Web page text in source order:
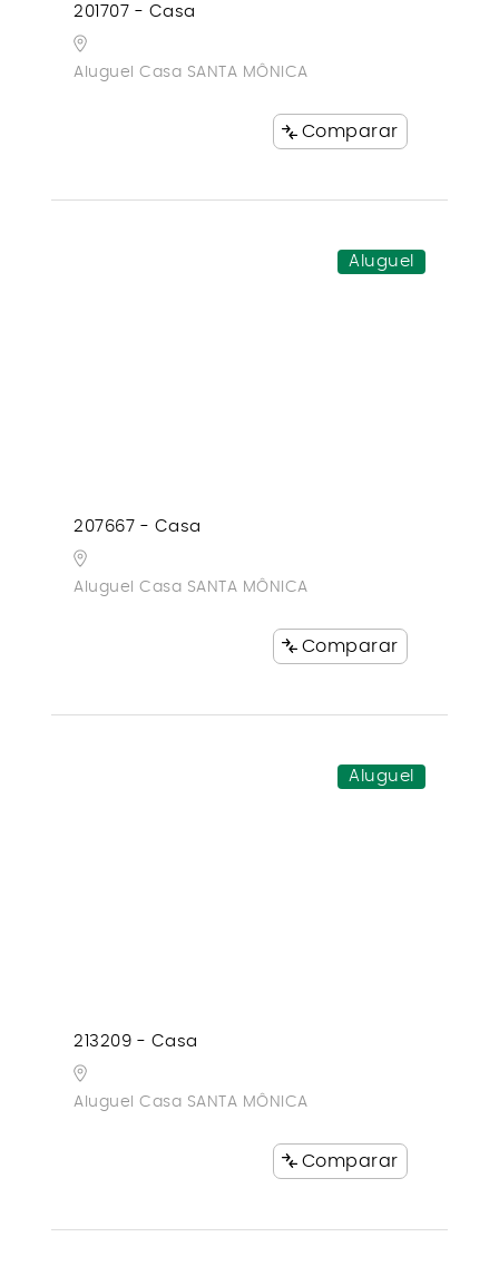
201707 - Casa
Aluguel Casa SANTA MÔNICA
Comparar
Aluguel
207667 - Casa
Aluguel Casa SANTA MÔNICA
Comparar
Aluguel
213209 - Casa
Aluguel Casa SANTA MÔNICA
Comparar